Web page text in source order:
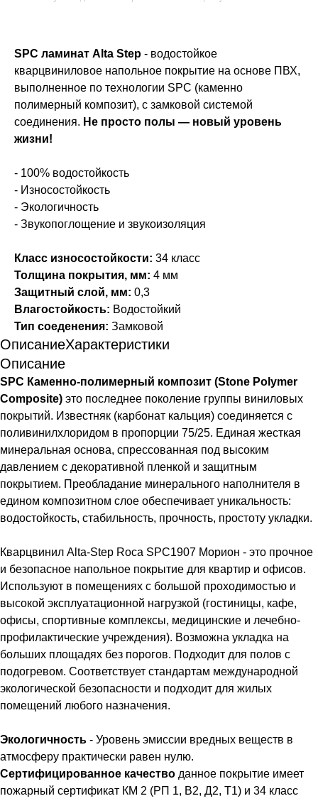
SPC ламинат Alta Step - водостойкое
кварцвиниловое напольное покрытие на основе ПВХ,
выполненное по технологии SPC (каменно
полимерный композит), с замковой системой
соединения. Не просто полы — новый уровень
жизни!
- 100% водостойкость
- Износостойкость
- Экологичность
- Звукопоглощение и звукоизоляция
Класс износостойкости: 34 класс
Толщина покрытия, мм: 4 мм
Защитный слой, мм: 0,3
Влагостойкость: Водостойкий
Тип соеденения: Замковой
ОписаниеХарактеристики
Описание
SPC Каменно-полимерный композит (Stone Polymer
Composite) это последнее поколение группы виниловых
покрытий. Известняк (карбонат кальция) соединяется с
поливинилхлоридом в пропорции 75/25. Единая жесткая
минеральная основа, спрессованная под высоким
давлением с декоративной пленкой и защитным
покрытием. Преобладание минерального наполнителя в
едином композитном слое обеспечивает уникальность:
водостойкость, стабильность, прочность, простоту укладки.
Кварцвинил Alta-Step Roca SPC1907 Морион - это прочное
и безопасное напольное покрытие для квартир и офисов.
Используют в помещениях с большой проходимостью и
высокой эксплуатационной нагрузкой (гостиницы, кафе,
офисы, спортивные комплексы, медицинские и лечебно-
профилактические учреждения). Возможна укладка на
больших площадях без порогов. Подходит для полов с
подогревом. Соответствует стандартам международной
экологической безопасности и подходит для жилых
помещений любого назначения.
Экологичность - Уровень эмиссии вредных веществ в
атмосферу практически равен нулю.
Сертифицированное качество данное покрытие имеет
пожарный сертификат КМ 2 (РП 1, В2, Д2, Т1) и 34 класс